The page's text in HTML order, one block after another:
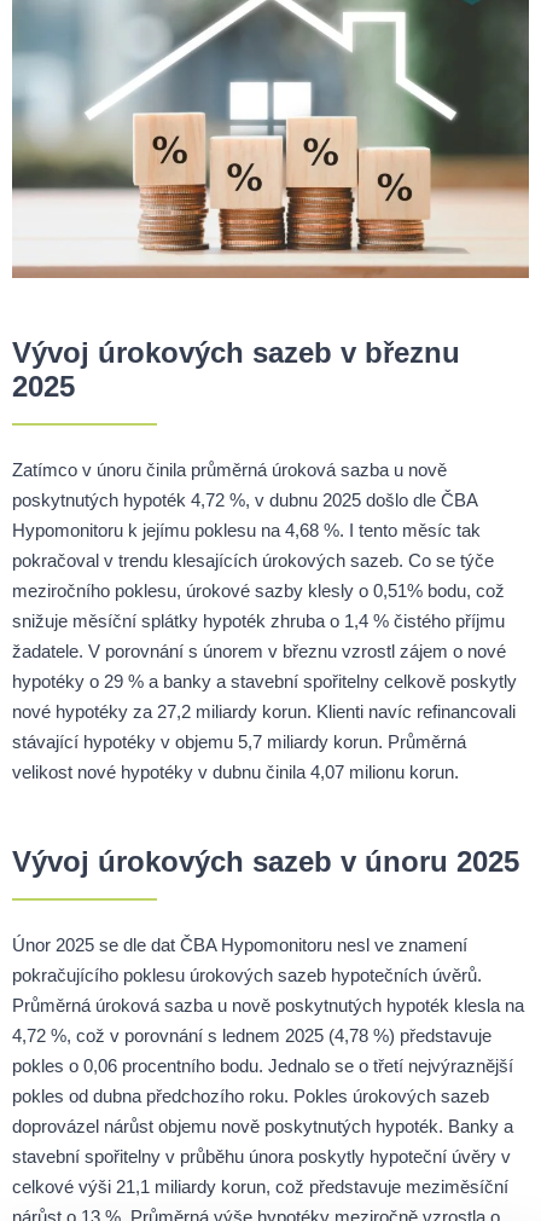
Vývoj úrokových sazeb v březnu
2025
Zatímco v únoru činila průměrná úroková sazba u nově
poskytnutých hypoték 4,72 %, v dubnu 2025 došlo dle ČBA
Hypomonitoru k jejímu poklesu na 4,68 %. I tento měsíc tak
pokračoval v trendu klesajících úrokových sazeb. Co se týče
meziročního poklesu, úrokové sazby klesly o 0,51% bodu, což
snižuje měsíční splátky hypoték zhruba o 1,4 % čistého příjmu
žadatele. V porovnání s únorem v březnu vzrostl zájem o nové
hypotéky o 29 % a banky a stavební spořitelny celkově poskytly
nové hypotéky za 27,2 miliardy korun. Klienti navíc refinancovali
stávající hypotéky v objemu 5,7 miliardy korun. Průměrná
velikost nové hypotéky v dubnu činila 4,07 milionu korun.
Vývoj úrokových sazeb v únoru 2025
Únor 2025 se dle dat ČBA Hypomonitoru nesl ve znamení
pokračujícího poklesu úrokových sazeb hypotečních úvěrů.
Průměrná úroková sazba u nově poskytnutých hypoték klesla na
4,72 %, což v porovnání s lednem 2025 (4,78 %) představuje
pokles o 0,06 procentního bodu. Jednalo se o třetí nejvýraznější
pokles od dubna předchozího roku. Pokles úrokových sazeb
doprovázel nárůst objemu nově poskytnutých hypoték. Banky a
stavební spořitelny v průběhu února poskytly hypoteční úvěry v
celkové výši 21,1 miliardy korun, což představuje meziměsíční